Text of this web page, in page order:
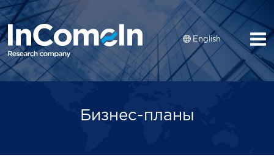
English
Бизнес-планы